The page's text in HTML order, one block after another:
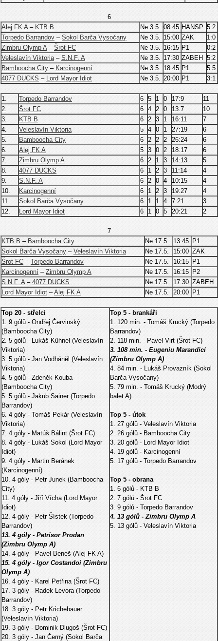
6
Alej FK A– KTB B Ne 3.5. 08:45 HANSP 5:2
Torpedo Barrandov – Sokol Barča Vysočany Ne 3.5. 15:00 ZAK
1:0
Zimbru Olymp A– Šrot FC Ne 3.5. 16:15 P1
0:2
Veleslavín Viktoria– S.N.F. A Ne 3.5. 17:30 ZABEH 5:2
Bamboocha City – Karcinogenní Ne 3.5. 18:45 P1
5:5
4077 DUCKS – Lord Mayor Idiot Ne 3.5. 20:00 P1 3:1
1. Torpedo Barrandov 6 5 1 0 17:9
11
2.
Šrot FC 6 4 2 0 13:7
10
3.
KTB B 6 2 3 1 16:11
7
4.
Veleslavín Viktoria 5 4 0 1 27:19
6
5.
Bamboocha City 6 2 2 2 26:24
6
6.
Alej FK A 5 3 0 2 18:17
6
7.
Zimbru Olymp A 6 2 1 3 14:13
5
8.
4077 DUCKS 6 1 2 3 11:14
4
9.
S.N.F. A 6 2 0 4 10:15
4
10.
Karcinogenní 6 1 2 3 19:27
4
11.
Sokol Barča Vysočany 6 1 1 4 7:21
3
12.
Lord Mayor Idiot 6 1 0 5 20:21 2
7
KTB B – Bamboocha City Ne 17.5. 13:45 P1
Sokol Barča Vysočany – Veleslavín Viktoria Ne 17.5. 15:00 ZAK
Šrot FC – Torpedo Barrandov Ne 17.5. 16:15 P1
Karcinogenní – Zimbru Olymp A Ne 17.5. 16:15 P2
S.N.F. A– 4077 DUCKS Ne 17.5. 17:30 ZABEH
Lord Mayor Idiot –Alej FK A Ne 17.5. 20:00 P1
Top 20 - střelci
1. 9 gólů - Ondřej Červinský
(Bamboocha City)
2. 5 gólů - Lukáš Kühnel (Veleslavín
Viktoria)
3. 5 gólů - Jan Vodháněl (Veleslavín
Viktoria)
4. 5 gólů - Zdeněk Kouba
(Bamboocha City)
5. 5 gólů - Jakub Sainer (Torpedo
Barrandov)
6. 4 góly - Tomáš Pekár (Veleslavín
Viktoria)
7. 4 góly - Matúš Bálint (Šrot FC)
8. 4 góly - Lukáš Sokol (Lord Mayor
Idiot)
9. 4 góly - Martin Beránek
(Karcinogenní)
10. 4 góly - Petr Junek (Bamboocha
City)
11. 4 góly - Jiří Vícha (Lord Mayor
Idiot)
12. 4 góly - Petr Šístek (Torpedo
Barrandov)
13. 4 góly - Petrisor Prodan
(Zimbru Olymp A)
14. 4 góly - Pavel Beneš (Alej FK A)
15. 4 góly - Igor Costandoi (Zimbru
Olymp A)
16. 4 góly - Karel Petřina (Šrot FC)
17. 3 góly - Radek Levora (Torpedo
Barrandov)
18. 3 góly - Petr Krichebauer
(Veleslavín Viktoria)
19. 3 góly - Dominik Dlugoš (Šrot FC)
20. 3 góly - Jan Černý (Sokol Barča
Top 5 - brankáři
1. 120 min. - Tomáš Krucký (Torpedo
Barrandov)
2. 118 min. - Pavel Virt (Šrot FC)
3. 108 min. - Eugeniu Marandici
(Zimbru Olymp A)
4. 84 min. - Lukáš Provazník (Sokol
Barča Vysočany)
5. 79 min. - Tomáš Krucký (Modrý
balet A)
Top 5 - útok
1. 27 gólů - Veleslavín Viktoria
2. 26 gólů - Bamboocha City
3. 20 gólů - Lord Mayor Idiot
4. 19 gólů - Karcinogenní
5. 17 gólů - Torpedo Barrandov
Top 5 - obrana
1. 6 gólů - KTB B
2. 7 gólů - Šrot FC
3. 9 gólů - Torpedo Barrandov
4. 13 gólů - Zimbru Olymp A
5. 13 gólů - Veleslavín Viktoria